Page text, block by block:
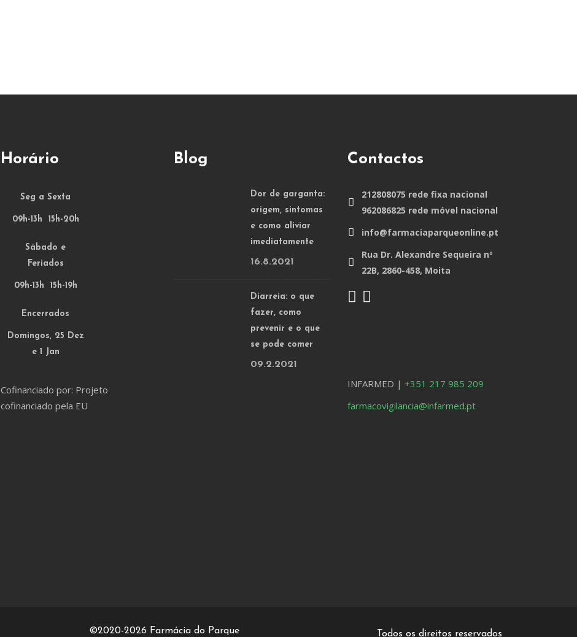
Horário
Seg a Sexta
09h-13h 15h-20h
Sábado e
Feriados
09h-13h 15h-19h
Encerrados
Domingos, 25 Dez
e 1 Jan
Cofinanciado por: Projeto
cofinanciado pela EU
Blog
Dor de garganta:
origem, sintomas
e como aliviar
imediatamente
16.8.2021
Diarreia: o que
fazer, como
prevenir e o que
se pode comer
09.2.2021
Contactos
212808075 rede fixa nacional
962086825 rede móvel nacional
info@farmaciaparqueonline.pt
Rua Dr. Alexandre Sequeira nº
22B, 2860-458, Moita
INFARMED | +351 217 985 209
farmacovigilancia@infarmed.pt
©2020-2026 Farmácia do Parque Todos os direitos reservados